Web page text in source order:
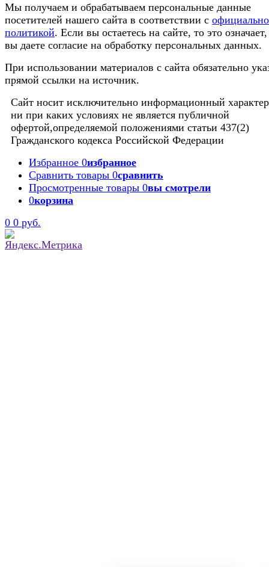
Мы получаем и обрабатываем персональные данные
посетителей нашего сайта в соответствии с
политикой. Если вы остаетесь на сайте, то это
вы даете согласие на обработку персональных данных.
При использовании материалов с сайта обязательно
прямой ссылки на источник.
Сайт носит исключительно информационный
ни при каких условиях не является публичной
офертой,определяемой положениями статьи 437(2)
Гражданского кодекса Российской Федерации
Избранное 0избранное
Сравнить товары 0сравнить
Просмотренные товары 0вы смотрели
0корзина
0 0 руб.